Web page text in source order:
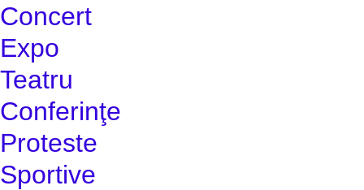
Concert
Expo
Teatru
Conferinţe
Proteste
Sportive